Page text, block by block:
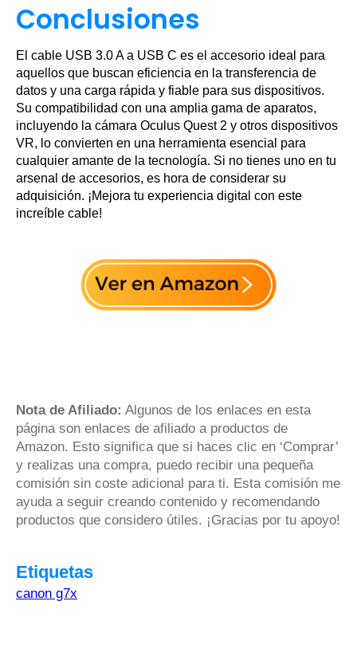
Conclusiones
El cable USB 3.0 A a USB C es el accesorio ideal para
aquellos que buscan eficiencia en la transferencia de
datos y una carga rápida y fiable para sus dispositivos.
Su compatibilidad con una amplia gama de aparatos,
incluyendo la cámara Oculus Quest 2 y otros dispositivos
VR, lo convierten en una herramienta esencial para
cualquier amante de la tecnología. Si no tienes uno en tu
arsenal de accesorios, es hora de considerar su
adquisición. ¡Mejora tu experiencia digital con este
increíble cable!
Nota de Afiliado: Algunos de los enlaces en esta
página son enlaces de afiliado a productos de
Amazon. Esto significa que si haces clic en ‘Comprar’
y realizas una compra, puedo recibir una pequeña
comisión sin coste adicional para ti. Esta comisión me
ayuda a seguir creando contenido y recomendando
productos que considero útiles. ¡Gracias por tu apoyo!
Etiquetas
canon g7x